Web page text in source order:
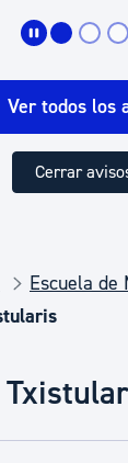
Ver todos los
Cerrar
Escuela de